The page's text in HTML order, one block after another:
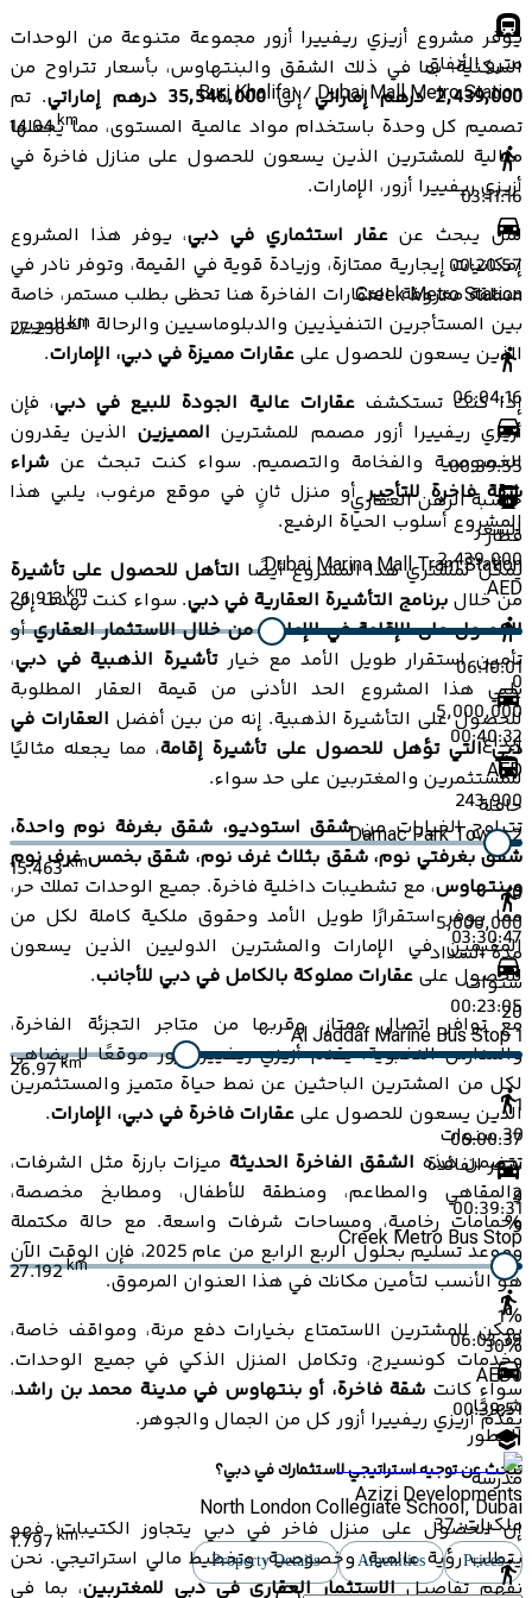
يوفر مشروع أزيزي ريفييرا أزور مجموعة متنوعة من الوحدات
السكنية، بما في ذلك الشقق والبنتهاوس، بأسعار تتراوح من
2,439,000 درهم إماراتي
إلى35,546,000 درهم إماراتي
. تم
تصميم كل وحدة باستخدام مواد عالمية المستوى، مما يجعلها
مثالية للمشترين الذين يسعون للحصول على منازل فاخرة في
أزيزي ريفييرا أزور، الإمارات.
لمن يبحث عنعقار استثماري في دبي، يوفر هذا المشروع
إمكانيات إيجارية ممتازة، وزيادة قوية في القيمة، وتوفر نادر في
منطقة معروفة. العقارات الفاخرة هنا تحظى بطلب مستمر، خاصة
بين المستأجرين التنفيذيين والدبلوماسيين والرحالة العالميين
الذين يسعون للحصول على عقارات مميزة في دبي، الإمارات.
إذا كنت تستكشفعقارات عالية الجودة للبيع في دبي، فإن
أزيزي ريفييرا أزور مصمم للمشترين المميزين الذين يقدرون
الخصوصية والفخامة والتصميم. سواء كنت تبحث عن شراء
شقة فاخرة للتأجيرأو منزل ثانٍ في موقع مرغوب، يلبي هذا
المشروع أسلوب الحياة الرفيع.
يمكن لمشتري هذا المشروع أيضًا التأهل للحصول على تأشيرة
من خلال برنامج التأشيرة العقارية في دبي. سواء كنت تهدف إلى
الحصول على الإقامة في الإمارات من خلال الاستثمار العقاريأو
تأمين استقرار طويل الأمد مع خيارتأشيرة الذهبية في دبي،
يلبي هذا المشروع الحد الأدنى من قيمة العقار المطلوبة
للحصول على التأشيرة الذهبية. إنه من بين أفضل العقارات في
دبي التي تؤهل للحصول على تأشيرة إقامة، مما يجعله مثاليًا
للمستثمرين والمغتربين على حد سواء.
تتراوح الخيارات منشقق استوديو، شقق بغرفة نوم واحدة،
شقق بغرفتي نوم، شقق بثلاث غرف نوم، شقق بخمس غرف نوم
وبنتهاوس، مع تشطيبات داخلية فاخرة. جميع الوحدات تملك حر،
مما يوفر استقرارًا طويل الأمد وحقوق ملكية كاملة لكل من
المقيمين في الإمارات والمشترين الدوليين الذين يسعون
للحصول على عقارات مملوكة بالكامل في دبي للأجانب.
مع توافر اتصال ممتاز، وقربها من متاجر التجزئة الفاخرة،
والمدارس النخبوية، يقدم أزيزي ريفييرا أزور موقعًا لا يضاهى
لكل من المشترين الباحثين عن نمط حياة متميز والمستثمرين
الذين يسعون للحصول على عقارات فاخرة في دبي، الإمارات.
تتضمن هذه الشقق الفاخرة الحديثة ميزات بارزة مثل الشرفات،
والمقاهي والمطاعم، ومنطقة للأطفال، ومطابخ مخصصة،
وحمامات رخامية، ومساحات شرفات واسعة. مع حالة مكتملة
وموعد تسليم بحلول الربع الرابع من عام 2025، فإن الوقت الآن
هو الأنسب لتأمين مكانك في هذا العنوان المرموق.
يمكن للمشترين الاستمتاع بخيارات دفع مرنة، ومواقف خاصة،
وخدمات كونسيرج، وتكامل المنزل الذكي في جميع الوحدات.
سواء كانت شقة فاخرة، أو بنتهاوس في مدينة محمد بن راشد،
يقدم أزيزي ريفييرا أزور كل من الجمال والجوهر.
تبحث عن توجيه استراتيجي لاستثمارك في دبي؟
إن الحصول على منزل فاخر في دبي يتجاوز الكتيبات؛ فهو
يتطلب رؤية عالمية، وخصوصية، وتخطيط مالي استراتيجي. نحن
نفهم تفاصيلالاستثمار العقاري في دبي للمغتربين، بما في
مترو الأنفاق
Burj Khalifa\/ Dubai Mall Metro Station
14.04km
03:11:16
00:20:57
Creek Metro Station
27.238km
06:04:16
00:39:55
قطار
Dubai Marina Mall Tram Station
26.913km
06:10:01
00:40:32
حافلة
Damac Park Tower 2
15.463km
03:30:47
00:23:05
Al Jaddaf Marine Bus Stop 1
26.97km
06:00:37
00:39:31
Creek Metro Bus Stop
27.192km
06:03:39
00:39:51
مدرسة
North London Collegiate School, Dubai
1.797km
حاسبة الرهن العقاري
السعر
2,439,000
AED
0
5,000,000
إيداع
AED
243,900
0
5,000,000
مدة السداد
سنوات
20
1
30 سنوات
سعر الفائدة
2
%
1%
30%
AED0
شهريًا
المطور
Azizi Developments
ملكيات:37
Prices
Amenities
Property Details